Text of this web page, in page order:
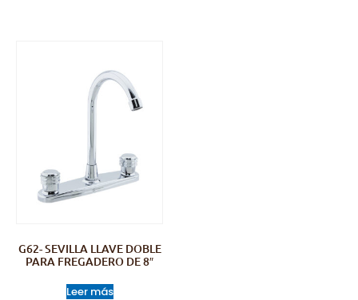
G62- SEVILLA LLAVE DOBLE
PARA FREGADERO DE 8″
Leer más